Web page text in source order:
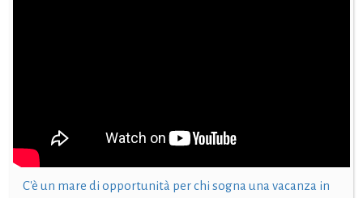
C'è un mare di opportunità per chi sogna una vacanza in